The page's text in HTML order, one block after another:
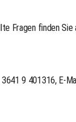
Fragen finden Sie
9 401316, E-